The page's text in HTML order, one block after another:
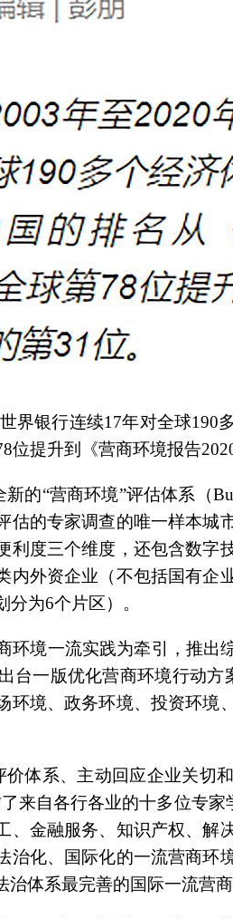
界银行连续17年对全球
位提升到《营商环境报告
的“营商环境”评估体系（
估的专家调查的唯一样本城
利度三个维度，还包含数字
内外资企业（不包括国有企
为6个片区）。
环境一流实践为牵引，推出
台一版优化营商环境行动
环境、政务环境、投资环境
价体系、主动回应企业关切
来自各行各业的十多位专
、金融服务、知识产权、解
治化、国际化的一流营商环
体系最完善的国际一流营商